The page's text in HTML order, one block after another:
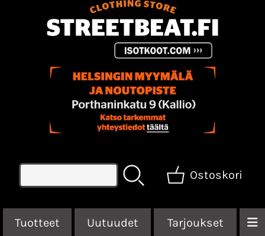
Ostoskori
Tuotteet Uutuudet Tarjoukset